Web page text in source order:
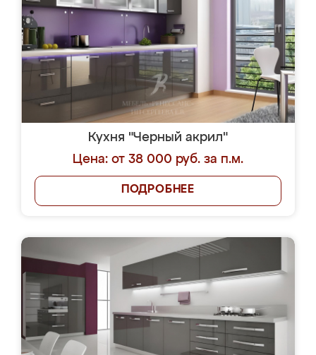
Кухня "Черный акрил"
Цена: от 38 000 руб. за п.м.
ПОДРОБНЕЕ